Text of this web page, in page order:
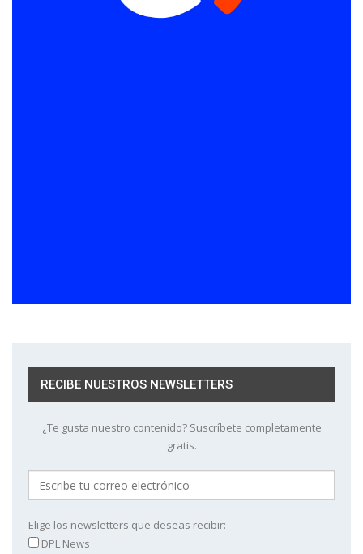
RECIBE NUESTROS NEWSLETTERS
¿Te gusta nuestro contenido? Suscríbete completamente
gratis.
Elige los newsletters que deseas recibir:
DPL News